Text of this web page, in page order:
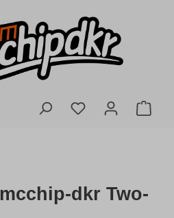
Du hast 0
dkr Two-